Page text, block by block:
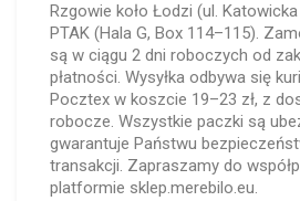
Rzgowie koło Łodzi (ul.
PTAK (Hala G, Box 114–115).
są w ciągu 2 dni roboczych od
płatności. Wysyłka odbywa się
Pocztex w koszcie 19–23 zł, z
robocze. Wszystkie paczki są
gwarantuje Państwu
transakcji. Zapraszamy do
platformie sklep.merebilo.eu.